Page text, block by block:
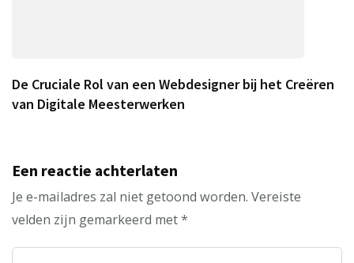
De Cruciale Rol van een Webdesigner bij het Creëren
van Digitale Meesterwerken
Een reactie achterlaten
Je e-mailadres zal niet getoond worden. Vereiste
velden zijn gemarkeerd met*